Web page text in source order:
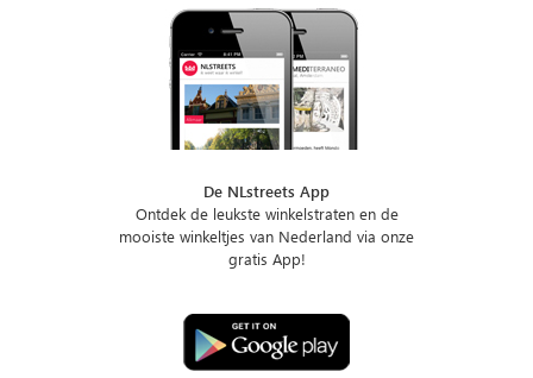
De NLstreets App
Ontdek de leukste winkelstraten en de
mooiste winkeltjes van Nederland via onze
gratis App!